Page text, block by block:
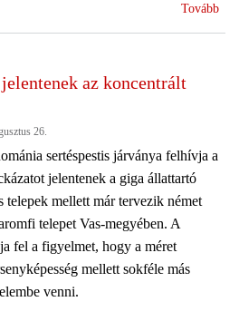
Tovább
az koncentrált
26.
sertéspestis járványa felhívja a
jelentenek a giga állattartó
telepek mellett már tervezik német
telepet Vas-megyében. A
fel a figyelmet, hogy a méret
mellett sokféle más
venni.